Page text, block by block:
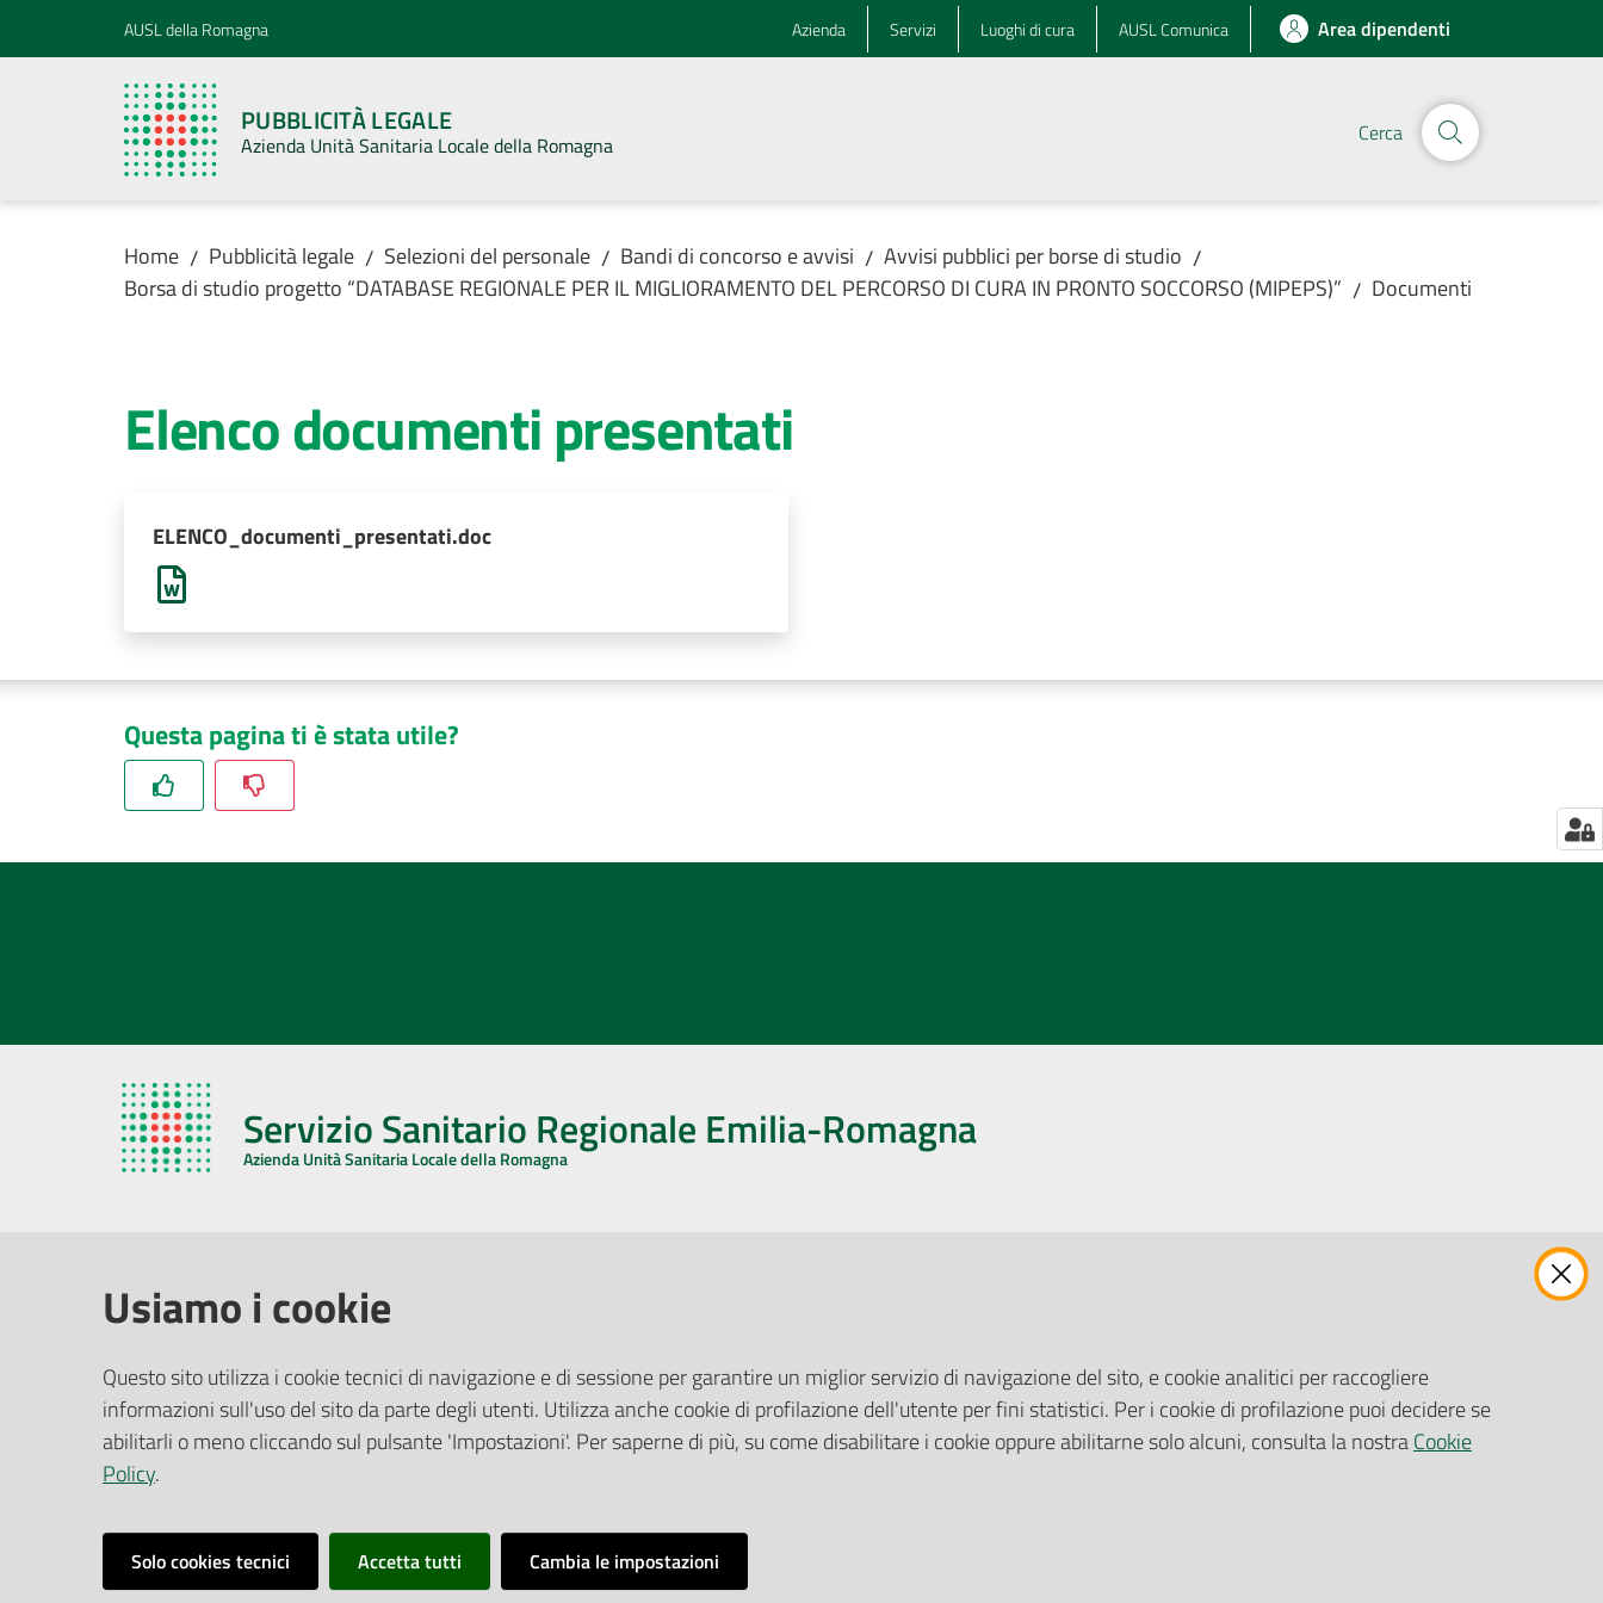
Vai al contenuto
Vai alla navigazioneAUSL della Romagna Azienda Servizi Luoghi di cura AUSL Comunica Area dipendenti
PUBBLICITÀ LEGALE
Azienda Unità Sanitaria Locale della Romagna Cerca
Home / Pubblicità legale / Selezioni del personale / Bandi di concorso e avvisi / Avvisi pubblici per borse di studio /
Borsa di studio progetto “DATABASE REGIONALE PER IL MIGLIORAMENTO DEL PERCORSO DI CURA IN PRONTO SOCCORSO (MIPEPS)” / Documenti
Elenco documenti presentati
ELENCO_documenti_presentati.doc
Questa pagina ti è stata utile?
Servizio Sanitario Regionale Emilia-Romagna
Azienda Unità Sanitaria Locale della Romagna
Via De Gasperi, 8 - 48121 Ravenna (RA)
CF/P.IVA:02483810392
PEC:
azienda@pec.auslromagna.it
Ufficio Relazioni con il Pubblico
Riferimenti per la Stampa
Pubblicità legale
Albo Pretorio
Privacy Policy
Attuazione Misure PNRR
Gare e Appalti
Richiesta Patrocinio
Usiamo i cookie
Questo sito utilizza i cookie tecnici di navigazione e di sessione per garantire un miglior servizio di navigazione del sito, e cookie analitici per raccogliere
informazioni sull'uso del sito da parte degli utenti. Utilizza anche cookie di profilazione dell'utente per fini statistici. Per i cookie di profilazione puoi decidere se
abilitarli o meno cliccando sul pulsante 'Impostazioni'. Per saperne di più, su come disabilitare i cookie oppure abilitarne solo alcuni, consulta la nostraCookie
Policy.
Solo cookies tecnici Accetta tutti Cambia le impostazioni